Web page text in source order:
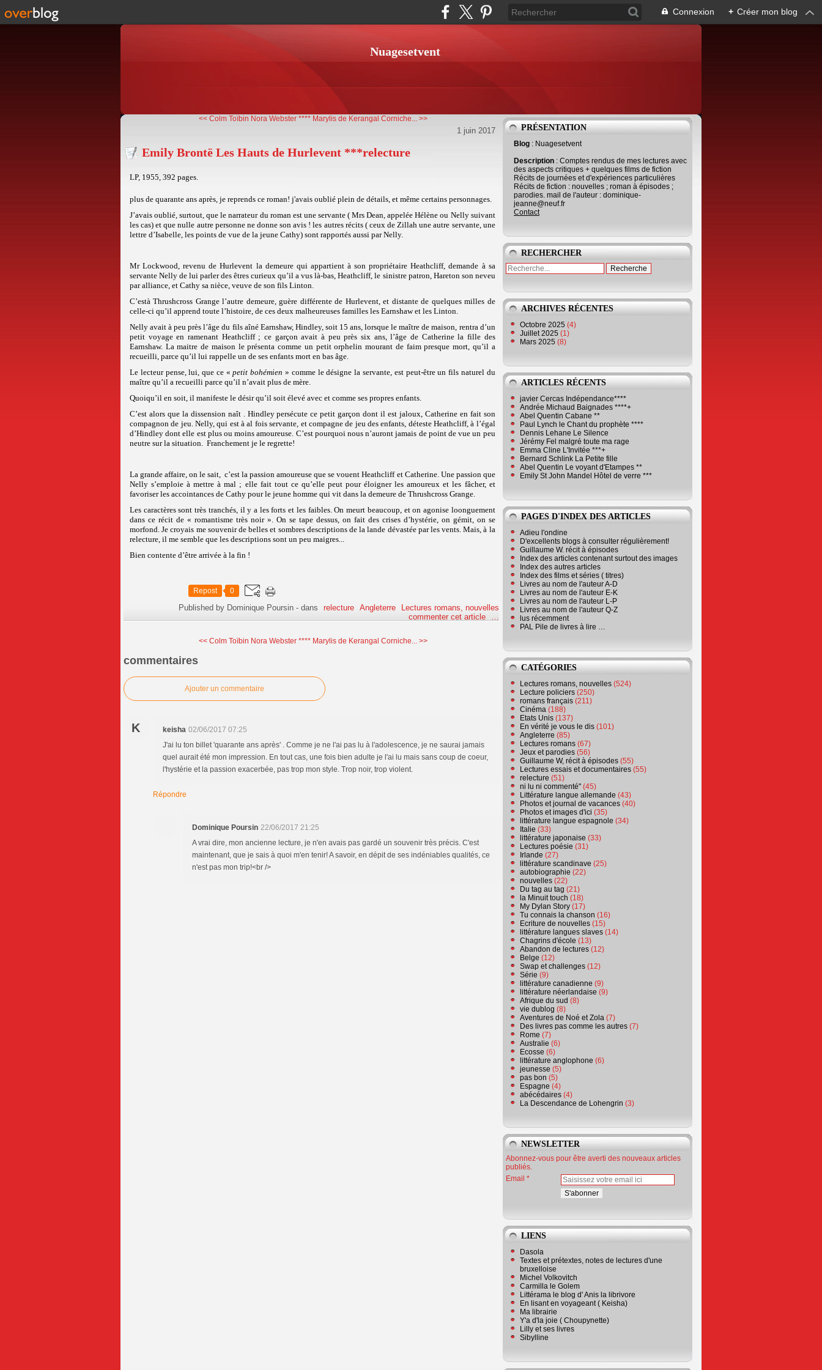
Connexion + Créer mon blog
Nuagesetvent
<< Colm Toïbin Nora Webster **** Marylis de Kerangal Corniche... >>
1 juin 2017
Emily Brontë Les Hauts de Hurlevent ***relecture
LP, 1955, 392 pages.
plus de quarante ans après, je reprends ce roman! j'avais oublié plein de détails, et même certains personnages.
J’avais oublié, surtout, que le narrateur du roman est une servante ( Mrs Dean, appelée Hélène ou Nelly suivant
les cas) et que nulle autre personne ne donne son avis ! les autres récits ( ceux de Zillah une autre servante, une
lettre d’Isabelle, les points de vue de la jeune Cathy) sont rapportés aussi par Nelly.
Mr Lockwood, revenu de Hurlevent la demeure qui appartient à son propriétaire Heathcliff, demande à sa
servante Nelly de lui parler des êtres curieux qu’il a vus là-bas, Heathcliff, le sinistre patron, Hareton son neveu
par alliance, et Cathy sa nièce, veuve de son fils Linton.
C’està Thrushcross Grange l’autre demeure, guère différente de Hurlevent, et distante de quelques milles de
celle-ci qu’il apprend toute l’histoire, de ces deux malheureuses familles les Earnshaw et les Linton.
Nelly avait à peu près l’âge du fils aîné Earnshaw, Hindley, soit 15 ans, lorsque le maître de maison, rentra d’un
petit voyage en ramenant Heathcliff ; ce garçon avait à peu près six ans, l’âge de Catherine la fille des
Earnshaw. La maitre de maison le présenta comme un petit orphelin mourant de faim presque mort, qu’il a
recueilli, parce qu’il lui rappelle un de ses enfants mort en bas âge.
Le lecteur pense, lui, que ce «petit bohémien » comme le désigne la servante, est peut-être un fils naturel du
maître qu’il a recueilli parce qu’il n’avait plus de mère.
Quoiqu’il en soit, il manifeste le désir qu’il soit élevé avec et comme ses propres enfants.
C’est alors que la dissension naît . Hindley persécute ce petit garçon dont il est jaloux, Catherine en fait son
compagnon de jeu. Nelly, qui est à al fois servante, et compagne de jeu des enfants, déteste Heathcliff, à l’égal
d’Hindley dont elle est plus ou moins amoureuse. C’est pourquoi nous n’auront jamais de point de vue un peu
neutre sur la situation. Franchement je le regrette!
La grande affaire, on le sait, c’est la passion amoureuse que se vouent Heathcliff et Catherine. Une passion que
Nelly s’emploie à mettre à mal ; elle fait tout ce qu’elle peut pour éloigner les amoureux et les fâcher, et
favoriser les accointances de Cathy pour le jeune homme qui vit dans la demeure de Thrushcross Grange.
Les caractères sont très tranchés, il y a les forts et les faibles. On meurt beaucoup, et on agonise loonguement
dans ce récit de « romantisme très noir ». On se tape dessus, on fait des crises d’hystérie, on gémit, on se
morfond. Je croyais me souvenir de belles et sombres descriptions de la lande dévastée par les vents. Mais, à la
relecture, il me semble que les descriptions sont un peu maigres...
Bien contente d’être arrivée à la fin !
Repost 0
Published by Dominique Poursin -dans relecture Angleterre
Lectures romans, nouvelles
commenter cet article
…
<< Colm Toïbin Nora Webster **** Marylis de Kerangal Corniche... >>
commentaires
Ajouter un commentaire
K keisha 02/06/2017 07:25
J'ai lu ton billet 'quarante ans après' . Comme je ne l'ai pas lu à l'adolescence, je ne saurai jamais
quel aurait été mon impression. En tout cas, une fois bien adulte je l'ai lu mais sans coup de coeur,
l'hystérie et la passion exacerbée, pas trop mon style. Trop noir, trop violent.
Répondre
Dominique Poursin 22/06/2017 21:25
A vrai dire, mon ancienne lecture, je n'en avais pas gardé un souvenir très précis. C'est
maintenant, que je sais à quoi m'en tenir! A savoir, en dépit de ses indéniables qualités, ce
n'est pas mon trip!<br />
PRÉSENTATION
Blog : Nuagesetvent
Description : Comptes rendus de mes lectures avec
des aspects critiques + quelques films de fiction
Récits de journées et d'expériences particulières
Récits de fiction : nouvelles ; roman à épisodes ;
parodies. mail de l'auteur : dominique-
jeanne@neuf.fr
Contact
RECHERCHER
ARCHIVES RÉCENTES
Octobre 2025 (4)
Juillet 2025 (1)
Mars 2025 (8)
ARTICLES RÉCENTS
javier Cercas Indépendance****
Andrée Michaud Baignades ****+
Abel Quentin Cabane **
Paul Lynch le Chant du prophète ****
Dennis Lehane Le Silence
Jérémy Fel malgré toute ma rage
Emma Cline L'Invitée ***+
Bernard Schlink La Petite fille
Abel Quentin Le voyant d'Etampes **
Emily St John Mandel Hôtel de verre ***
PAGES D'INDEX DES ARTICLES
Adieu l'ondine
D'excellents blogs à consulter régulièrement!
Guillaume W. récit à épisodes
Index des articles contenant surtout des images
Index des autres articles
Index des films et séries ( titres)
Livres au nom de l'auteur A-D
Livres au nom de l'auteur E-K
Livres au nom de l'auteur L-P
Livres au nom de l'auteur Q-Z
lus récemment
PAL Pile de livres à lire …
CATÉGORIES
Lectures romans, nouvelles (524)
Lecture policiers (250)
romans français (211)
Cinéma (188)
Etats Unis (137)
En vérité je vous le dis (101)
Angleterre (85)
Lectures romans (67)
Jeux et parodies (56)
Guillaume W, récit à épisodes (55)
Lectures essais et documentaires (55)
relecture (51)
ni lu ni commenté" (45)
Littérature langue allemande (43)
Photos et journal de vacances (40)
Photos et images d'ici (35)
littérature langue espagnole (34)
Italie (33)
littérature japonaise (33)
Lectures poésie (31)
Irlande (27)
littérature scandinave (25)
autobiographie (22)
nouvelles (22)
Du tag au tag (21)
la Minuit touch (18)
My Dylan Story (17)
Tu connais la chanson (16)
Ecriture de nouvelles (15)
littérature langues slaves (14)
Chagrins d'école (13)
Abandon de lectures (12)
Belge (12)
Swap et challenges (12)
Série (9)
littérature canadienne (9)
littérature néerlandaise (9)
Afrique du sud (8)
vie dublog (8)
Aventures de Noé et Zola (7)
Des livres pas comme les autres (7)
Rome (7)
Australie (6)
Ecosse (6)
littérature anglophone (6)
jeunesse (5)
pas bon (5)
Espagne (4)
abécédaires (4)
La Descendance de Lohengrin (3)
NEWSLETTER
Abonnez-vous pour être averti des nouveaux articles
publiés.
Email
LIENS
Dasola
Textes et prétextes, notes de lectures d'une
bruxelloise
Michel Volkovitch
Carmilla le Golem
Littérama le blog d' Anis la librivore
En lisant en voyageant ( Keisha)
Ma librairie
Y'a d'la joie ( Choupynette)
Lilly et ses livres
Sibylline